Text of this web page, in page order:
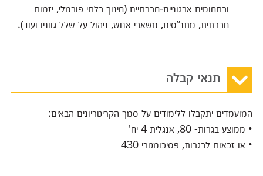
ובתחומים ארגוניים-חברתיים (חינוך בלתי פורמלי, יזמות
חברתית, מתנ”סים, משאבי אנוש, ניהול על שלל גווניו ועוד).
תנאי קבלה
המועמדים יתקבלו ללימודים על סמך הקריטריונים הבאים:
• ממוצע בגרות- 80, אנגלית 4 יח'
• או זכאות לבגרות, פסיכומטרי 430